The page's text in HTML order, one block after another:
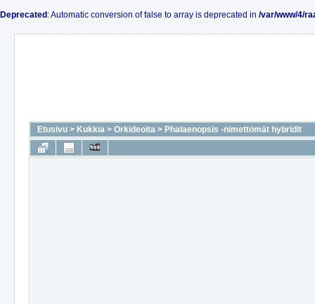
Deprecated : Automatic conversion of false to array is deprecated in /var/www/4/
Etusivu > Kukkia > Orkideoita > Phalaenopsis -nimettömät hybridit